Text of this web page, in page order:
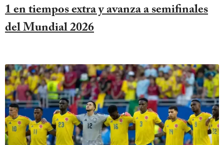
1 en tiempos extra y avanza a semifinales
del Mundial 2026